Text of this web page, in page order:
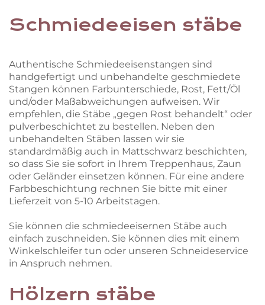
Schmiedeeisen stäbe
Authentische Schmiedeeisenstangen sind
handgefertigt und unbehandelte geschmiedete
Stangen können Farbunterschiede, Rost, Fett/Öl
und/oder Maßabweichungen aufweisen. Wir
empfehlen, die Stäbe „gegen Rost behandelt“ oder
pulverbeschichtet zu bestellen. Neben den
unbehandelten Stäben lassen wir sie
standardmäßig auch in Mattschwarz beschichten,
so dass Sie sie sofort in Ihrem Treppenhaus, Zaun
oder Geländer einsetzen können. Für eine andere
Farbbeschichtung rechnen Sie bitte mit einer
Lieferzeit von 5-10 Arbeitstagen.
Sie können die schmiedeeisernen Stäbe auch
einfach zuschneiden. Sie können dies mit einem
Winkelschleifer tun oder unseren Schneideservice
in Anspruch nehmen.
Hölzern stäbe